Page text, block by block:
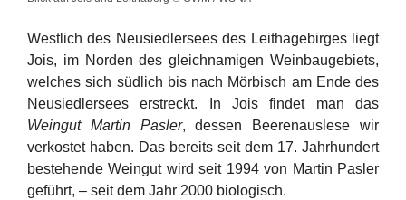
Westlich des Neusiedlersees des Leithagebirges liegt
Jois, im Norden des gleichnamigen Weinbaugebiets,
welches sich südlich bis nach Mörbisch am Ende des
Neusiedlersees erstreckt. In Jois findet man das
Weingut Martin Pasler, dessen Beerenauslese wir
verkostet haben. Das bereits seit dem 17. Jahrhundert
bestehende Weingut wird seit 1994 von Martin Pasler
geführt, – seit dem Jahr 2000 biologisch.